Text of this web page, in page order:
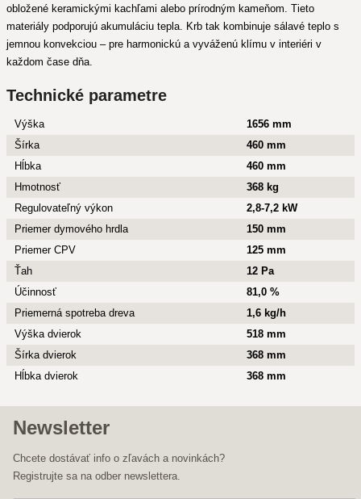
obložené keramickými kachľami alebo prírodným kameňom. Tieto
materiály podporujú akumuláciu tepla. Krb tak kombinuje sálavé teplo s
jemnou konvekciou – pre harmonickú a vyváženú klímu v interiéri v
každom čase dňa.
Technické parametre
Výška
1656 mm
Šírka
460 mm
Hĺbka
460 mm
Hmotnosť
368 kg
Regulovateľný výkon
2,8-7,2 kW
Priemer dymového hrdla
150 mm
Priemer CPV
125 mm
Ťah
12 Pa
Účinnosť
81,0 %
Priemerná spotreba dreva
1,6 kg/h
Výška dvierok
518 mm
Šírka dvierok
368 mm
Hĺbka dvierok
368 mm
Newsletter
Chcete dostávať info o zľavách a novinkách?
Registrujte sa na odber newslettera.